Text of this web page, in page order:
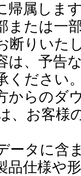
帰属しま
または一
断りいた
は、予告
ください
からのダ
、お客様
タに含
品仕様や